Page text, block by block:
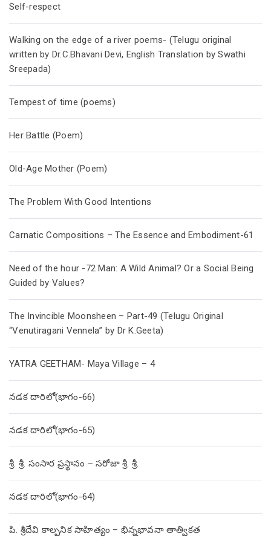
Self-respect
Walking on the edge of a river poems- (Telugu original
written by Dr.C.Bhavani Devi, English Translation by Swathi
Sreepada)
Tempest of time (poems)
Her Battle (Poem)
Old-Age Mother (Poem)
The Problem With Good Intentions
Carnatic Compositions – The Essence and Embodiment-61
Need of the hour -72 Man: A Wild Animal? Or a Social Being
Guided by Values?
The Invincible Moonsheen – Part-49 (Telugu Original
“Venutiragani Vennela” by Dr K.Geeta)
YATRA GEETHAM- Maya Village – 4
నడక దారిలో(భాగం-66)
నడక దారిలో(భాగం-65)
శ్రీ. శ్రీ. సంసార ప్రస్థానం – సరోజా శ్రీ. శ్రీ.
నడక దారిలో(భాగం-64)
పి. శ్రీదేవి కాల్పనిక సాహిత్యం – భిన్నభావనా తాత్వికత